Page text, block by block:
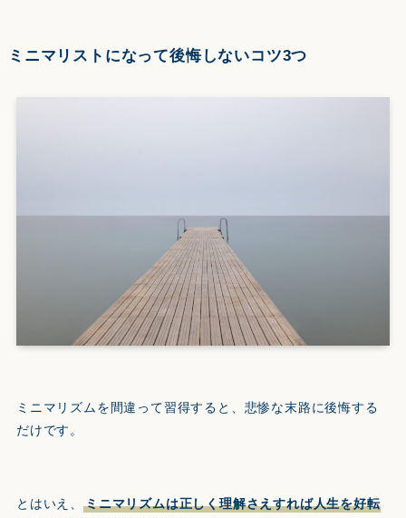
ミニマリストになって後悔しないコツ3つ
ミニマリズムを間違って習得すると、悲惨な末路に後悔する
だけです。
とはいえ、
ミニマリズムは正しく理解さえすれば人生を好転